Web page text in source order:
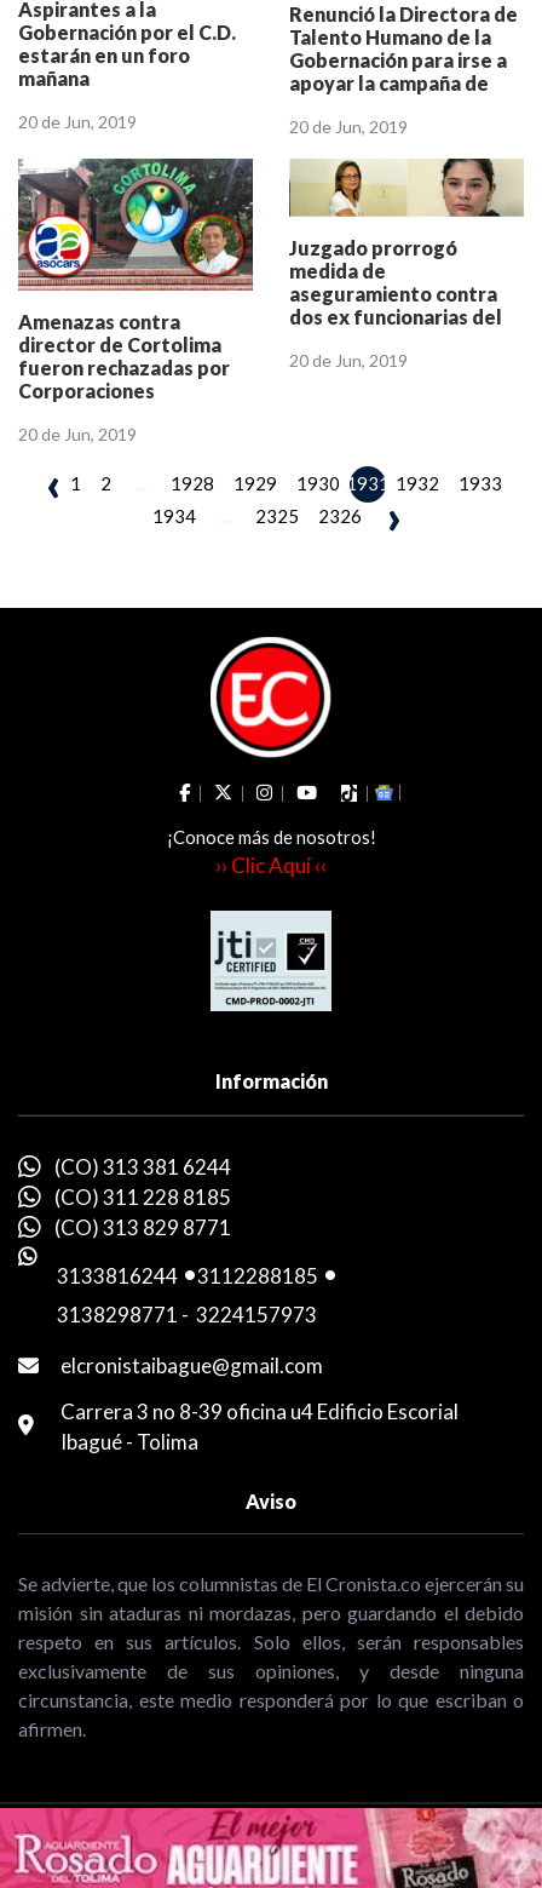
Aspirantes a la
Gobernación por el C.D.
estarán en un foro
mañana
20 de Jun, 2019
Renunció la Directora de
Talento Humano de la
Gobernación para irse a
apoyar la campaña de
20 de Jun, 2019
Amenazas contra
director de Cortolima
fueron rechazadas por
Corporaciones
20 de Jun, 2019
Juzgado prorrogó
medida de
aseguramiento contra
dos ex funcionarias del
fraude a campesinos del
20 de Jun, 2019
‹ 1 2 1928 1929 1930 1931 1932
1933
1934
2325 2326 ›
¡Conoce más de nosotros!
›› Clic Aquí ‹‹
Información
(CO) 313 381 6244
(CO) 311 228 8185
(CO) 313 829 8771
3133816244 -3112288185 -
3138298771 - 3224157973
elcronistaibague@gmail.com
Carrera 3 no 8-39 oficina u4 Edificio Escorial
Ibagué - Tolima
Aviso
Se advierte, que los columnistas de El Cronista.co ejercerán su
misión sin ataduras ni mordazas, pero guardando el debido
respeto en sus artículos. Solo ellos, serán responsables
exclusivamente de sus opiniones, y desde ninguna
circunstancia, este medio responderá por lo que escriban o
afirmen.
Copyright © 2026 El Cronista | Periodismo de análisis y opinión de